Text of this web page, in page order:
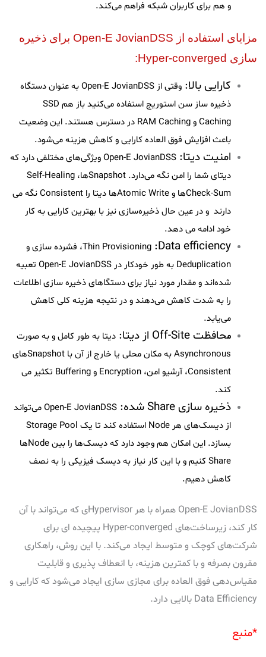
و هم برای کاربران شبکه فراهم می‌کند.
مزایای استفاده از Open-E JovianDSS برای ذخیره
سازی Hyper-converged:
کارایی بالا:
وقتی از Open-E JovianDSS به عنوان دستگاه
ذخیره ساز سن استوریج استفاده می‌کنید باز هم SSD
Caching و RAM Caching در دسترس هستند. این وضعیت
باعث افزایش فوق العاده کارایی و کاهش هزینه می‌شود.
امنیت دیتا:
Open-E JovianDSS ویژگی‌های مختلفی دارد که
دیتای شما را امن نگه می‌دارد. Snapshotها، Self-Healing
Check-Sumها و Atomic Writeها دیتا را Consistent نگه می
دارند و در عین حال ذخیره‌‌سازی نیز با بهترین کارایی به کار
خود ادامه می دهد.
Thin Provisioning :Data efficiency
، فشرده سازی و
Deduplication به طور خودکار در Open-E JovianDSS تعبیه
شده‌اند و مقدار مورد نیاز برای دستگاهای ذخیره سازی اطلاعات
را به شدت کاهش می‌دهند و در نتیجه هزینه کلی کاهش
می‌یابد.
محافظت Off-Site از دیتا:
دیتا به طور کامل و به صورت
Asynchronous به مکان محلی یا خارج از آن با Snapshotهای
Consistent، آرشیو امن، Encryption و Buffering تکثیر می
کند.
ذخیره سازی Share شده:
Open-E JovianDSS می‌تواند
از دیسک‌های هر Node استفاده کند تا یک Storage Pool
بسازد. این امکان هم وجود دارد که دیسک‌ها را بین Nodeها
Share کنیم و با این کار نیاز به دیسک فیزیکی را به نصف
کاهش دهیم.
Open-E JovianDSS همراه با هر Hypervisorی که می‌تواند با آن
کار کند، زیرساخت‌های Hyper-converged پیچیده ای برای
شرکت‌های کوچک و متوسط ایجاد می‌کند. با این روش، راهکاری
مقرون بصرفه و با کمترین هزینه، با انعطاف پذیری و قابلیت
مقیاس‌دهی فوق العاده برای مجازی سازی ایجاد می‌شود که کارایی و
Data Efficiency بالایی دارد.
*منبع